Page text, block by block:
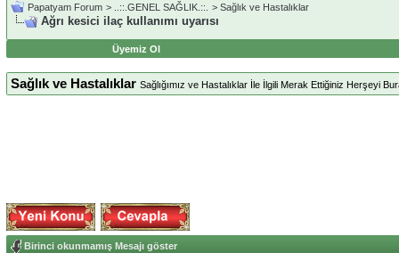
Papatyam Forum > ..::.GENEL SAĞLIK.::. > Sağlık ve Hastalıklar
Ağrı kesici ilaç kullanımı uyarısı
Üyemiz Ol
Sağlık ve Hastalıklar Sağlığımız ve Hastalıklar İle İlgili Merak Ettiğiniz Herşeyi
Birinci okunmamış Mesajı göster